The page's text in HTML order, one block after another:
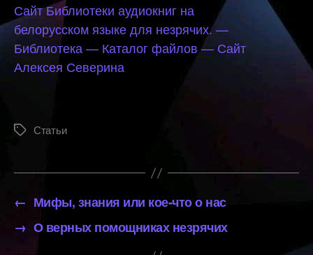
Сайт Библиотеки аудиокниг на
белорусском языке для незрячих. —
Библиотека — Каталог файлов — Сайт
Алексея Северина
МеткиСтатьи
← Мифы, знания или кое-что о нас
→ О верных помощниках незрячих